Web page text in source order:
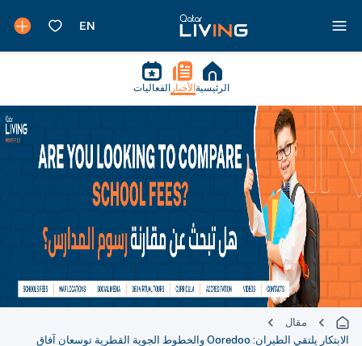
الرئيسية الأخبار الفعاليات
مقال
الابتكار يلتقي الطيران: Ooredoo والخطوط الجوية القطرية توسعان آفاق